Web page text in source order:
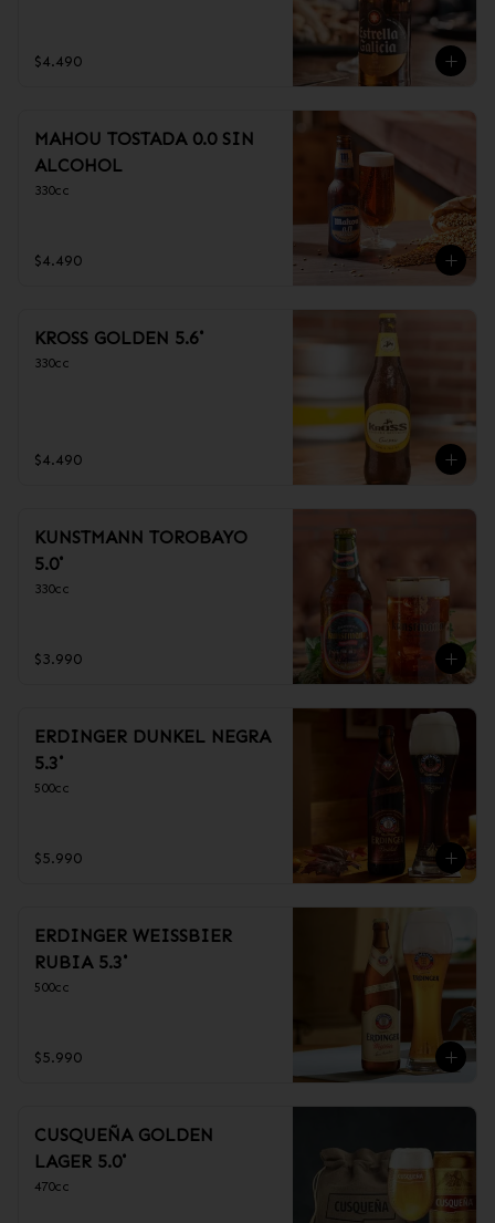
$4.490
MAHOU TOSTADA 0.0 SIN
ALCOHOL
330cc
$4.490
KROSS GOLDEN 5.6˚
330cc
$4.490
KUNSTMANN TOROBAYO
5.0˚
330cc
$3.990
ERDINGER DUNKEL NEGRA
5.3˚
500cc
$5.990
ERDINGER WEISSBIER
RUBIA 5.3˚
500cc
$5.990
CUSQUEÑA GOLDEN
LAGER 5.0˚
470cc